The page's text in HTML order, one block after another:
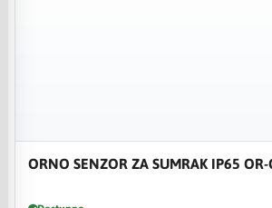
ORNO SENZOR ZA SUMRAK IP65